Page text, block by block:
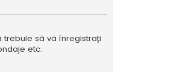
trebuie să vă înregistrați
etc.